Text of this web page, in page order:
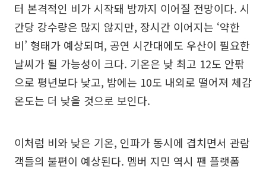
터 본격적인 비가 시작돼 밤까지 이어질 전망이다. 시
간당 강수량은 많지 않지만, 장시간 이어지는 ‘약한
비’ 형태가 예상되며, 공연 시간대에도 우산이 필요한
날씨가 될 가능성이 크다. 기온은 낮 최고 12도 안팎
으로 평년보다 낮고, 밤에는 10도 내외로 떨어져 체감
온도는 더 낮을 것으로 보인다.
이처럼 비와 낮은 기온, 인파가 동시에 겹치면서 관람
객들의 불편이 예상된다. 멤버 지민 역시 팬 플랫폼